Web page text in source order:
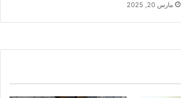
مارس 20, 2025